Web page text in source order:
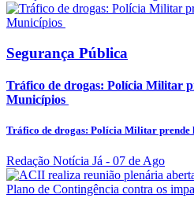
Segurança Pública
Tráfico de drogas: Polícia Militar
Municípios
Tráfico de drogas: Polícia Militar prende
Redação Notícia Já - 07 de Ago